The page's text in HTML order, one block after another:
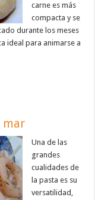
carne es más
compacta y se
durante los meses
ideal para animarse a
mar
Una de las
grandes
cualidades de
la pasta es su
versatilidad,